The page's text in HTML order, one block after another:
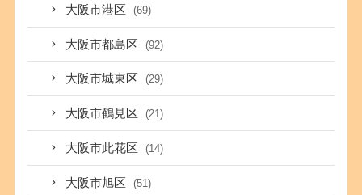
大阪市港区 (69)
大阪市都島区 (92)
大阪市城東区 (29)
大阪市鶴見区 (21)
大阪市此花区 (14)
大阪市旭区 (51)